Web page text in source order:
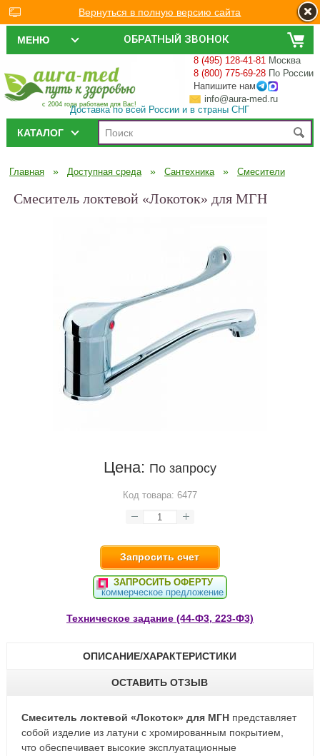
ОБРАТНЫЙ ЗВОНОК
МЕНЮ
с 2004 года работаем для Вас!
8 (495) 128-41-81 Москва
8 (800) 775-69-28 По России
Напишите нам
info@aura-med.ru
Доставка по всей России и в страны СНГ
КАТАЛОГ
Главная » Доступная среда » Сантехника » Смесители
Смеситель локтевой «Локоток» для МГН
Цена: По запросу
Код товара: 6477
Запросить счет
ЗАПРОСИТЬ ОФЕРТУ
коммерческое предложение
Техническое задание (44-Ф3, 223-Ф3)
ОПИСАНИЕ/ХАРАКТЕРИСТИКИ
ОСТАВИТЬ ОТЗЫВ
Смеситель локтевой «Локоток» для МГН представляет
собой изделие из латуни с хромированным покрытием,
что обеспечивает высокие эксплуатационные
Вернуться в полную версию сайта